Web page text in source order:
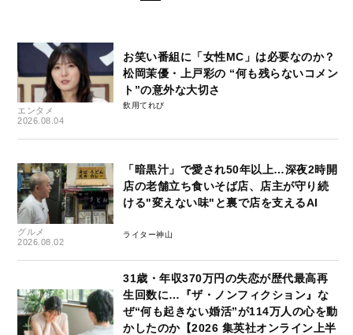
エンタメ
2026.08.04
お笑い番組に「女性MC」は必要なのか？
松岡茉優・上戸彩の “何も残らないコメン
ト”の意外な大切さ
飲用てれび
グルメ
2026.08.02
「暗黒汁」で愛され50年以上…深夜2時開
店の老舗立ち食いそば店、店主が守り続
ける"変えない味"と裏で店を支えるAI
ライター神山
31歳・年収370万円の失恋が歴代最高再
生回数に…『ザ・ノンフィクション』な
ぜ“何も起きない婚活”が114万人の心を動
かしたのか【2026 集英社オンライン上半